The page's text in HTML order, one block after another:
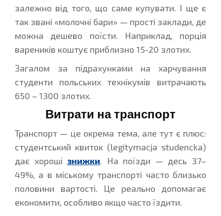
залежно від того, що саме купувати. І ще є
так звані «молочні бари» — прості заклади, де
можна дешево поїсти. Наприклад, порція
вареників коштує приблизно 15-20 злотих.
Загалом за підрахунками на харчування
студенти польських технікумів витрачають
650 – 1300 злотих.
Витрати на транспорт
Транспорт — це окрема тема, але тут є плюс:
студентський квиток (legitymacja studencka)
дає хороші знижки. На поїзди — десь 37–
49%, а в міському транспорті часто близько
половини вартості. Це реально допомагає
економити, особливо якщо часто їздити.